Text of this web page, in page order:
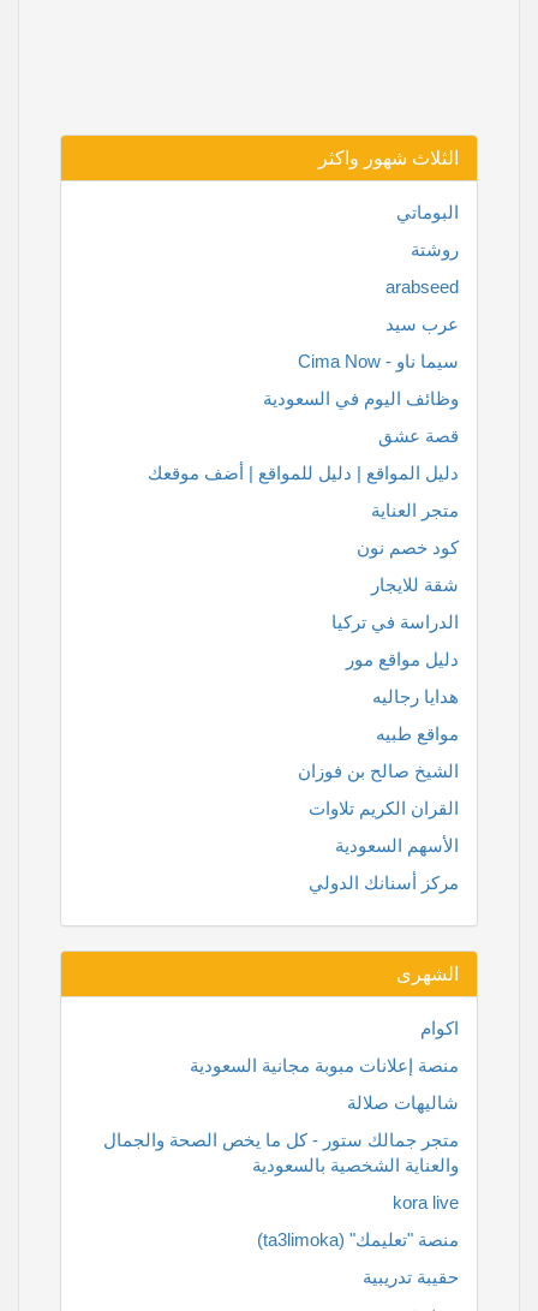
الثلاث شهور واكثر
البوماتي
روشتة
arabseed
عرب سيد
سيما ناو - Cima Now
وظائف اليوم في السعودية
قصة عشق
دليل المواقع | دليل للمواقع | أضف موقعك
متجر العناية
كود خصم نون
شقة للايجار
الدراسة في تركيا
دليل مواقع مور
هدايا رجاليه
مواقع طبيه
الشيخ صالح بن فوزان
القران الكريم تلاوات
الأسهم السعودية
مركز أسنانك الدولي
الشهرى
اكوام
منصة إعلانات مبوبة مجانية السعودية
شاليهات صلالة
متجر جمالك ستور - كل ما يخص الصحة والجمال
والعناية الشخصية بالسعودية
kora live
منصة "تعليمك" (ta3limoka)
حقيبة تدريبية